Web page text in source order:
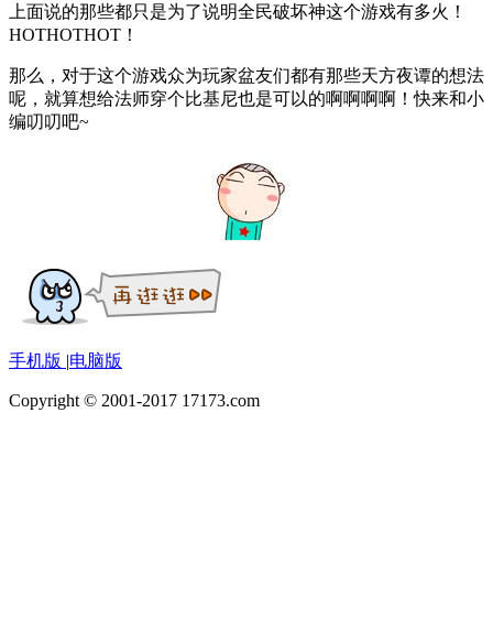
上面说的那些都只是为了说明全民破坏神这个游戏有多火！
HOTHOTHOT！
那么，对于这个游戏众为玩家盆友们都有那些天方夜谭的想法
呢，就算想给法师穿个比基尼也是可以的啊啊啊啊！快来和小
编叨叨吧~
手机版 |电脑版
Copyright © 2001-2017 17173.com